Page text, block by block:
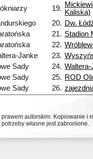
19. Kaliska)
20. Dw.
21. Stadion
22.
Janke
23.
Sady
24.
Sady
25. ROD
Sady
26.
autorskim. Kopiowanie
własne jest zabronione.